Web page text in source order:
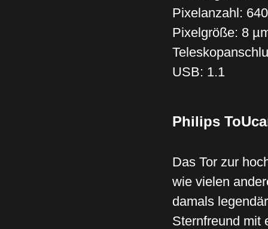
Pixelanzahl:
Pixelgröße: 8
USB: 1.1
Philips
Das Tor zur
wie vielen
damals
Sternfreund mit